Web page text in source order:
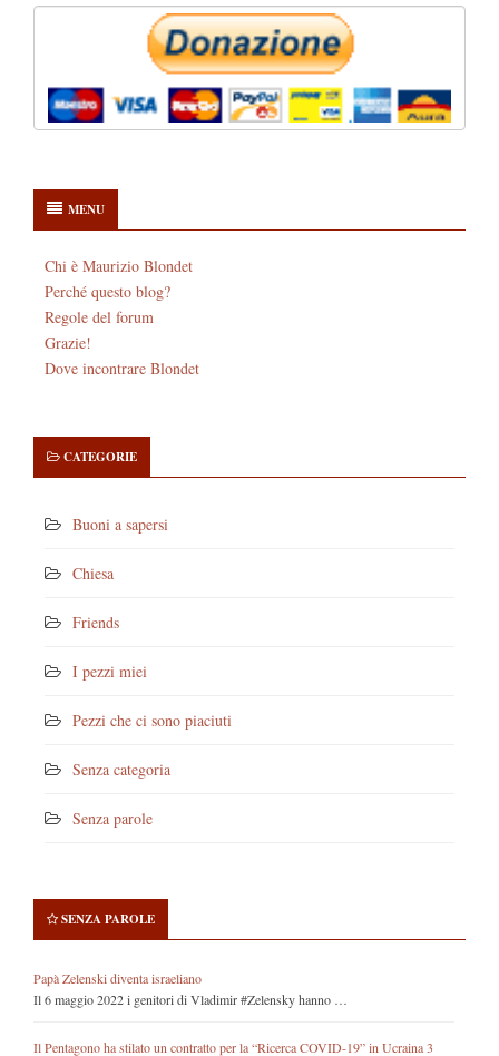
MENU
Chi è Maurizio Blondet
Perché questo blog?
Regole del forum
Grazie!
Dove incontrare Blondet
CATEGORIE
Buoni a sapersi
Chiesa
Friends
I pezzi miei
Pezzi che ci sono piaciuti
Senza categoria
Senza parole
SENZA PAROLE
Papà Zelenski diventa israeliano
Il 6 maggio 2022 i genitori di Vladimir #Zelensky hanno …
Il Pentagono ha stilato un contratto per la “Ricerca COVID-19” in Ucraina 3